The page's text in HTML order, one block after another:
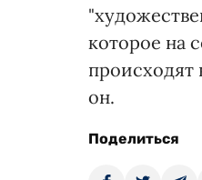
которое на
происходят
он.
Поделиться